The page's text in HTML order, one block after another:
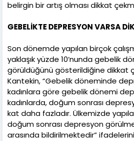
belirgin bir artış olması dikkat
GEBELİKTE DEPRESYON VARSA
Son dönemde yapılan birçok
yaklaşık yüzde 10’nunda gebelik
görüldüğünü gösterildiğine dikkat
Kantekin, “Gebelik döneminde
kadınlara göre gebelik dönemi
kadınlarda, doğum sonrası
kat daha fazladır. Ülkemizde
doğum sonrası depresyon görülme
arasında bildirilmektedir” ifadelerini